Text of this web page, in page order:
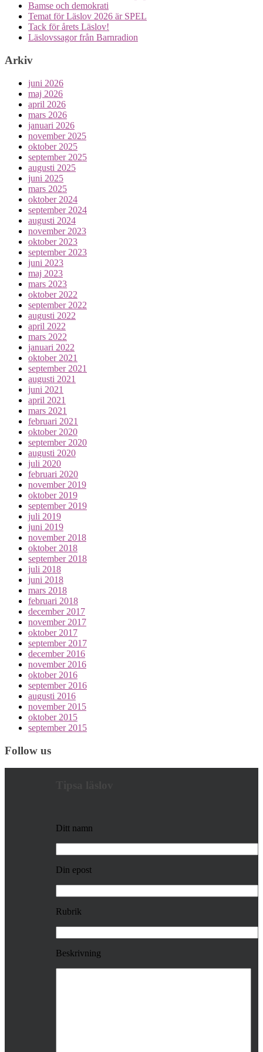
Bamse och demokrati
Temat för Läslov 2026 är SPEL
Tack för årets Läslov!
Läslovssagor från Barnradion
Arkiv
juni 2026
maj 2026
april 2026
mars 2026
januari 2026
november 2025
oktober 2025
september 2025
augusti 2025
juni 2025
mars 2025
oktober 2024
september 2024
augusti 2024
november 2023
oktober 2023
september 2023
juni 2023
maj 2023
mars 2023
oktober 2022
september 2022
augusti 2022
april 2022
mars 2022
januari 2022
oktober 2021
september 2021
augusti 2021
juni 2021
april 2021
mars 2021
februari 2021
oktober 2020
september 2020
augusti 2020
juli 2020
februari 2020
november 2019
oktober 2019
september 2019
juli 2019
juni 2019
november 2018
oktober 2018
september 2018
juli 2018
juni 2018
mars 2018
februari 2018
december 2017
november 2017
oktober 2017
september 2017
december 2016
november 2016
oktober 2016
september 2016
augusti 2016
november 2015
oktober 2015
september 2015
Follow us
Ditt namn
Din epost
Rubrik
Beskrivning